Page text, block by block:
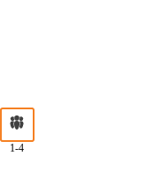
1-4